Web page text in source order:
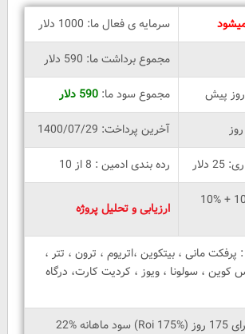
سرمایه ی فعال ما: 1000 دلار
مجموع برداشت ما: 590 دلار
مجموع سود ما:
آخرین پرداخت: 1400/07/29
رده بندی ادمین : 8 از 10
پاداش معرفی : %10 + %10
ارزیابی و تحلیل پروژه
مانی ، بیتکوین ،اتریوم ، ترون ، تتر ،
کوین ، سولونا ، ویوز ، کردیت کارت، درگاه